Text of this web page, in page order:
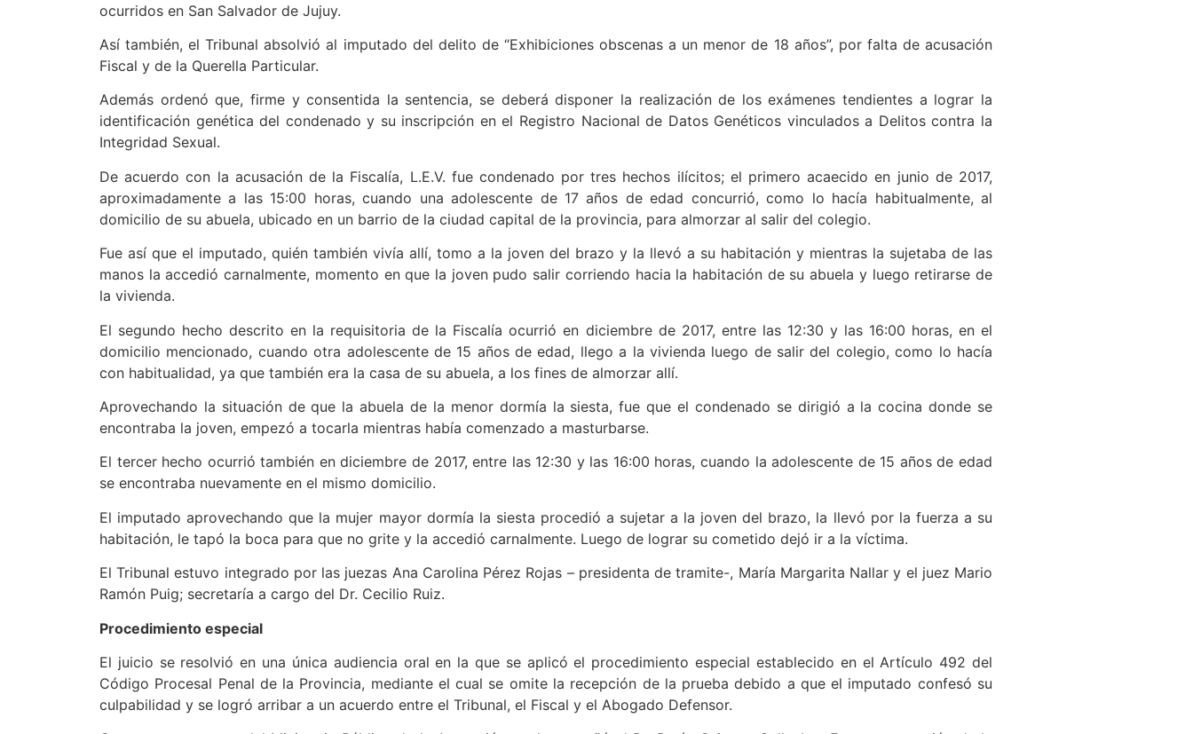
ocurridos en San Salvador de Jujuy.
Así también, el Tribunal absolvió al imputado del delito de “Exhibiciones obscenas a un menor de 18 años”, por falta de acusación
Fiscal y de la Querella Particular.
Además ordenó que, firme y consentida la sentencia, se deberá disponer la realización de los exámenes tendientes a lograr la
identificación genética del condenado y su inscripción en el Registro Nacional de Datos Genéticos vinculados a Delitos contra la
Integridad Sexual.
De acuerdo con la acusación de la Fiscalía, L.E.V. fue condenado por tres hechos ilícitos; el primero acaecido en junio de 2017,
aproximadamente a las 15:00 horas, cuando una adolescente de 17 años de edad concurrió, como lo hacía habitualmente, al
domicilio de su abuela, ubicado en un barrio de la ciudad capital de la provincia, para almorzar al salir del colegio.
Fue así que el imputado, quién también vivía allí, tomo a la joven del brazo y la llevó a su habitación y mientras la sujetaba de las
manos la accedió carnalmente, momento en que la joven pudo salir corriendo hacia la habitación de su abuela y luego retirarse de
la vivienda.
El segundo hecho descrito en la requisitoria de la Fiscalía ocurrió en diciembre de 2017, entre las 12:30 y las 16:00 horas, en el
domicilio mencionado, cuando otra adolescente de 15 años de edad, llego a la vivienda luego de salir del colegio, como lo hacía
con habitualidad, ya que también era la casa de su abuela, a los fines de almorzar allí.
Aprovechando la situación de que la abuela de la menor dormía la siesta, fue que el condenado se dirigió a la cocina donde se
encontraba la joven, empezó a tocarla mientras había comenzado a masturbarse.
El tercer hecho ocurrió también en diciembre de 2017, entre las 12:30 y las 16:00 horas, cuando la adolescente de 15 años de edad
se encontraba nuevamente en el mismo domicilio.
El imputado aprovechando que la mujer mayor dormía la siesta procedió a sujetar a la joven del brazo, la llevó por la fuerza a su
habitación, le tapó la boca para que no grite y la accedió carnalmente. Luego de lograr su cometido dejó ir a la víctima.
El Tribunal estuvo integrado por las juezas Ana Carolina Pérez Rojas – presidenta de tramite-, María Margarita Nallar y el juez Mario
Ramón Puig; secretaría a cargo del Dr. Cecilio Ruiz.
Procedimiento especial
El juicio se resolvió en una única audiencia oral en la que se aplicó el procedimiento especial establecido en el Artículo 492 del
Código Procesal Penal de la Provincia, mediante el cual se omite la recepción de la prueba debido a que el imputado confesó su
culpabilidad y se logró arribar a un acuerdo entre el Tribunal, el Fiscal y el Abogado Defensor.